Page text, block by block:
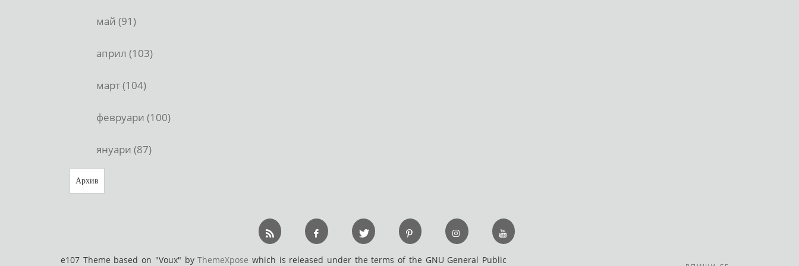
май (91)
април (103)
март (104)
февруари (100)
януари (87)
Архив
e107 Theme based on "Voux" byThemeXpose which is released under the terms of the GNU General Public